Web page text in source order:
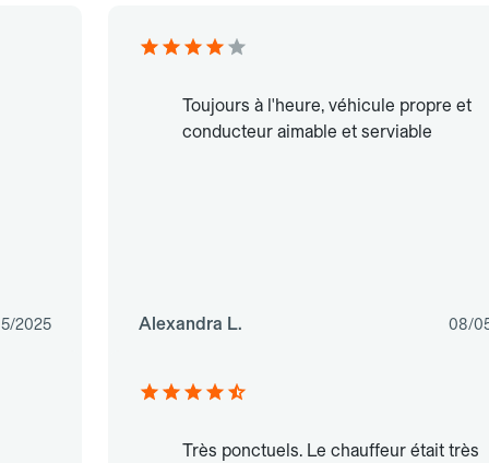
2025
Toujours à l'heure, véhicule propre et
conducteur aimable et serviable
Alexandra L. 08/
Très ponctuels. Le chauffeur était très